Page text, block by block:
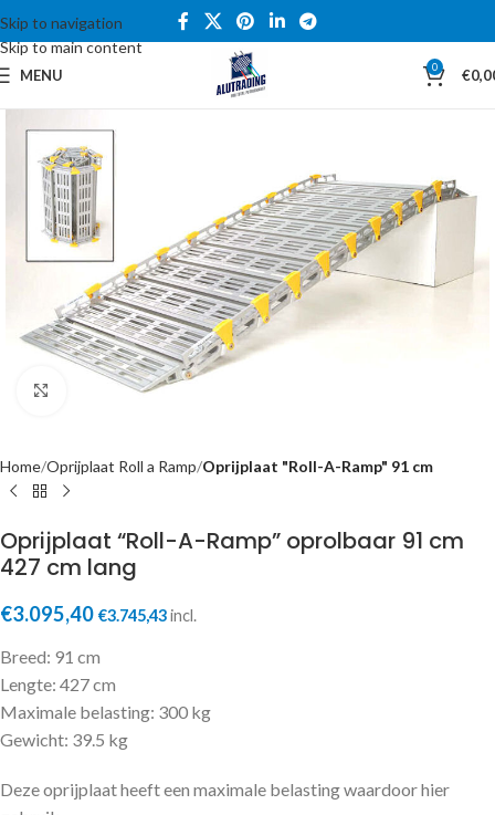
Skip to navigation
Skip to main content
MENU 0 €
Click to enlarge
Home Oprijplaat Roll a Ramp Oprijplaat "Roll-A-Ramp" 91 cm
Oprijplaat “Roll-A-Ramp” oprolbaar 91 cm
427 cm lang
€3.095,40 €3.745,43incl.
Breed: 91 cm
Lengte: 427 cm
Maximale belasting: 300 kg
Gewicht: 39.5 kg
Deze oprijplaat heeft een maximale belasting waardoor hier